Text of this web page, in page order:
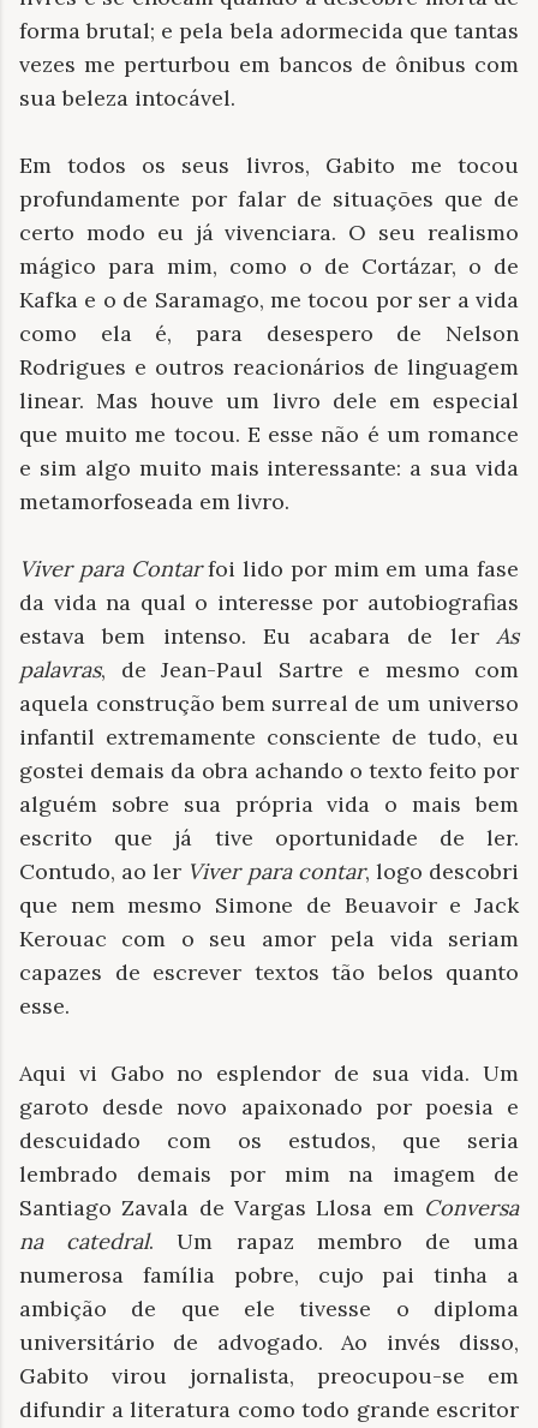
forma brutal; e pela bela adormecida que tantas
vezes me perturbou em bancos de ônibus com
sua beleza intocável.
Em todos os seus livros, Gabito me tocou
profundamente por falar de situações que de
certo modo eu já vivenciara. O seu realismo
mágico para mim, como o de Cortázar, o de
Kafka e o de Saramago, me tocou por ser a vida
como ela é, para desespero de Nelson
Rodrigues e outros reacionários de linguagem
linear. Mas houve um livro dele em especial
que muito me tocou. E esse não é um romance
e sim algo muito mais interessante: a sua vida
metamorfoseada em livro.
Viver para Contarfoi lido por mim em uma fase
da vida na qual o interesse por autobiografias
estava bem intenso. Eu acabara de ler As
palavras, de Jean-Paul Sartre e mesmo com
aquela construção bem surreal de um universo
infantil extremamente consciente de tudo, eu
gostei demais da obra achando o texto feito por
alguém sobre sua própria vida o mais bem
escrito que já tive oportunidade de ler.
Contudo, ao ler Viver para contar, logo descobri
que nem mesmo Simone de Beuavoir e Jack
Kerouac com o seu amor pela vida seriam
capazes de escrever textos tão belos quanto
esse.
Aqui vi Gabo no esplendor de sua vida. Um
garoto desde novo apaixonado por poesia e
descuidado com os estudos, que seria
lembrado demais por mim na imagem de
Santiago Zavala de Vargas Llosa em Conversa
na catedral. Um rapaz membro de uma
numerosa família pobre, cujo pai tinha a
ambição de que ele tivesse o diploma
universitário de advogado. Ao invés disso,
Gabito virou jornalista, preocupou-se em
difundir a literatura como todo grande escritor